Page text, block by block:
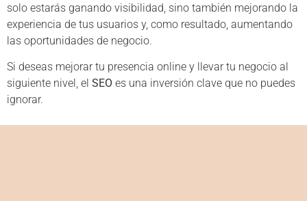
solo estarás ganando visibilidad, sino también mejorando la
experiencia de tus usuarios y, como resultado, aumentando
las oportunidades de negocio.
Si deseas mejorar tu presencia online y llevar tu negocio al
siguiente nivel, el SEO es una inversión clave que no puedes
ignorar.